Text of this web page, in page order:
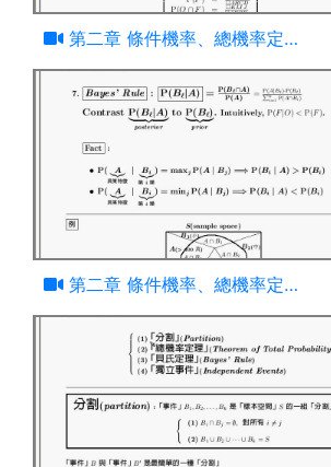
第二章 條件機率、總機率定理
與貝氏定理(二)
第二章 條件機率、總機率定理
與貝氏定理(三)